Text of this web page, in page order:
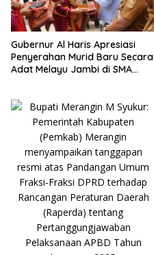
Gubernur Al Haris Apresiasi
Penyerahan Murid Baru Secara
Adat Melayu Jambi di SMA